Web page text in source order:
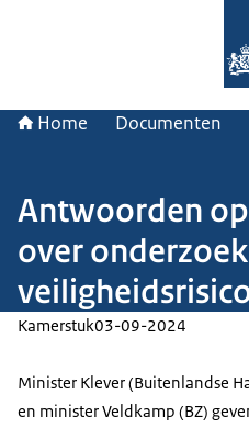
Home Documenten
Antwoorden
over
Kamerstuk03-09-2024
Minister Klever (Buitenlandse
en minister Veldkamp (BZ)